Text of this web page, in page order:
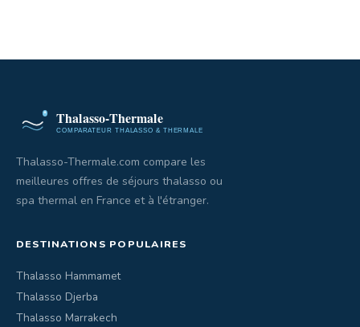
Thalasso-Thermale.com compare les
meilleures offres de séjours thalasso ou
spa thermal en France et à l'étranger.
DESTINATIONS POPULAIRES
Thalasso Hammamet
Thalasso Djerba
Thalasso Marrakech